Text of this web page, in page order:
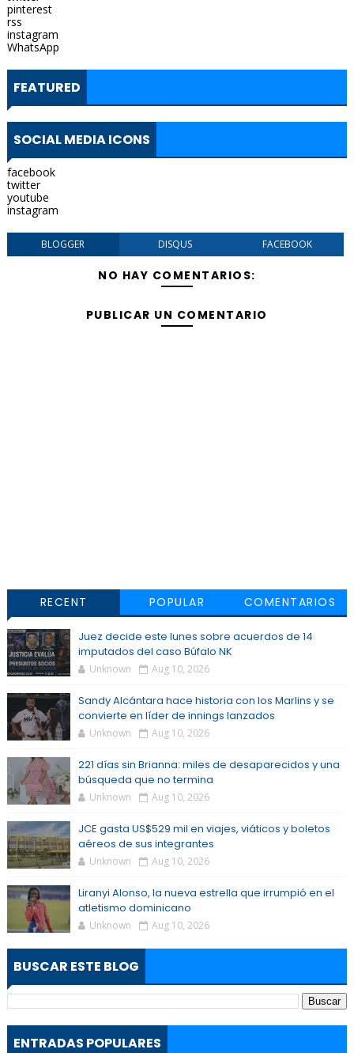
pinterest
rss
instagram
WhatsApp
FEATURED
SOCIAL MEDIA ICONS
facebook
twitter
youtube
instagram
BLOGGER DISQUS FACEBOOK
NO HAY COMENTARIOS:
PUBLICAR UN COMENTARIO
RECENT POPULAR COMENTARIOS
Juez decide este lunes sobre acuerdos de 14
imputados del caso Búfalo NK
Unknown Aug 10, 2026
Sandy Alcántara hace historia con los Marlins y se
convierte en líder de innings lanzados
Unknown Aug 10, 2026
221 días sin Brianna: miles de desaparecidos y una
búsqueda que no termina
Unknown Aug 10, 2026
JCE gasta US$529 mil en viajes, viáticos y boletos
aéreos de sus integrantes
Unknown Aug 10, 2026
Liranyi Alonso, la nueva estrella que irrumpió en el
atletismo dominicano
Unknown Aug 10, 2026
BUSCAR ESTE BLOG
ENTRADAS POPULARES